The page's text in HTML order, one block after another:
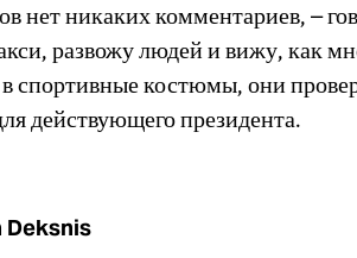
нет никаких комментариев, –
развожу людей и вижу, как
спортивные костюмы, они
действующего президента.
Deksnis